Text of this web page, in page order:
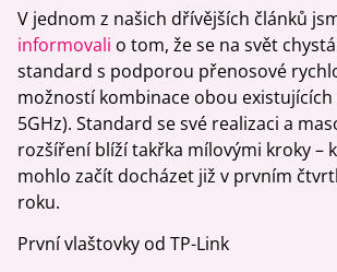
V jednom z našich dřívějších článků
informovali o tom, že se na svět
standard s podporou přenosové
možností kombinace obou existujících
5GHz). Standard se své realizaci a
rozšíření blíží takřka mílovými kroky –
mohlo začít docházet již v prvním
roku.
První vlaštovky od TP-Link